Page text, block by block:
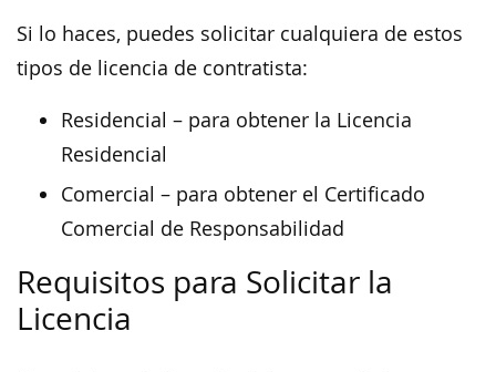
Si lo haces, puedes solicitar cualquiera de estos
tipos de licencia de contratista:
Residencial – para obtener la Licencia
Residencial
Comercial – para obtener el Certificado
Comercial de Responsabilidad
Requisitos para Solicitar la
Licencia